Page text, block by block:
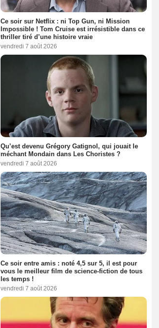
Ce soir sur Netflix : ni Top Gun, ni Mission
Impossible ! Tom Cruise est irrésistible dans ce
thriller tiré d’une histoire vraie
vendredi 7 août 2026
Qu’est devenu Grégory Gatignol, qui jouait le
méchant Mondain dans Les Choristes ?
vendredi 7 août 2026
Ce soir entre amis : noté 4,5 sur 5, il est pour
vous le meilleur film de science-fiction de tous
les temps !
vendredi 7 août 2026